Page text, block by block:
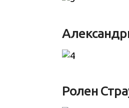
Ролен